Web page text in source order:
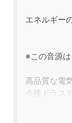
エネルギー
※この音源
高品質な電
今後ドラス